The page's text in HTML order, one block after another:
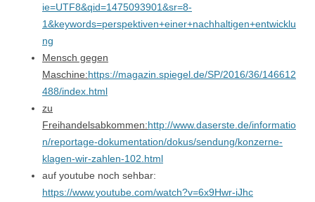
ie=UTF8&qid=1475093901&sr=8-
1&keywords=perspektiven+einer+nachhaltigen+entwicklu
ng
Mensch gegen
Maschine:https://magazin.spiegel.de/SP/2016/36/146612
488/index.html
zu
Freihandelsabkommen:http://www.daserste.de/informatio
n/reportage-dokumentation/dokus/sendung/konzerne-
klagen-wir-zahlen-102.html
auf youtube noch sehbar:
https://www.youtube.com/watch?v=6x9Hwr-iJhc